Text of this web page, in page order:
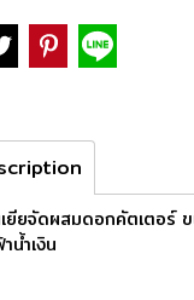
ยียจัดผสมดอกคัตเตอร์
น้ำเงิน